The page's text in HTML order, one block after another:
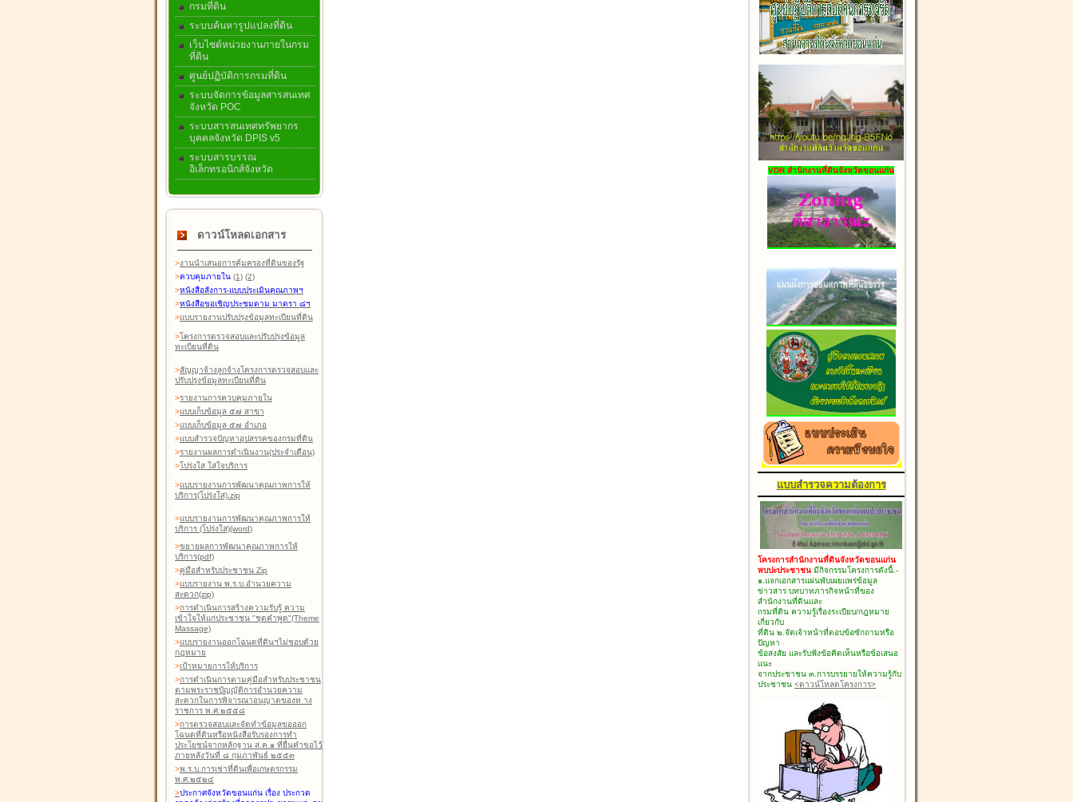
กรมที่ดิน
ระบบค้นหารูปแปลงที่ดิน
เว็บไซต์หน่วยงานภายในกรม
ที่ดิน
ศูนย์ปฏิบัติการกรมที่ดิน
ระบบจัดการข้อมูลสารสนเทศ
จังหวัด POC
ระบบสารสนเทศทรัพยากร
บุคคลจังหวัด DPIS v5
ระบบสารบรรณ
อิเล็กทรอนิกส์จังหวัด
ดาวน์โหลดเอกสาร
>งานนำเสนอการคุ้มครองที่ดินของรัฐ
>ควบคุมภายใน (1) (2)
>หนังสือสังการ-แบบประเมินคุณภาพฯ
>หนังสือขอเชิญประชุมตาม มาตรา ๘ฯ
>แบบรายงานปรับปรุงข้อมูลทะเบียนที่ดิน
>โครงการตรวจสอบและปรับปรุงข้อมูล
ทะเบียนที่ดิน
>สัญญาจ้างลูกจ้างโครงการตรวจสอบและ
ปรับปรุงข้อมูลทะเบียนที่ดิน
>รายงานการควบคุมภายใน
>แบบเก็บข้อมูล ๕๗ สาขา
>แบบเก็บข้อมูล ๕๗ อำเภอ
>แบบสำรวจปัญหาอุปสรรคของกรมที่ดิน
>รายงานผลการดำเนินงาน(ประจำเดือน)
>โปร่งใส ใส่ใจบริการ
>แบบรายงานการพัฒนาคุณภาพการให้
บริการ(โปร่งใส).zip
>แบบรายงานการพัฒนาคุณภาพการให้
บริการ (โปร่งใส)(word)
>ขยายผลการพัฒนาคุณภาพการให้
บริการ(pdf)
>คู่มือสำหรับประชาชน Zip
>แบบรายงาน พ.ร.บ.อำนวยความ
สะดวก(zip)
>การดำเนินการสร้างความรับรู้ ความ
เข้าใจให้แก่ประชาชน "ชุดคำพูด"(Theme
Massage)
>แบบรายงานออกโฉนดที่ดินฯไม่ชอบด้วย
กฎหมาย
>เป้าหมายการให้บริการ
>การดำเนินการตามคู่มือสำหรับประชาชน
ตามพระราชบัญญัติการอำนวยความ
สะดวกในการพิจารณาอนุญาตของท าง
ราชการ พ.ศ.๒๕๕๘
>การตรวจสอบและจัดทำข้อมูลขอออก
โฉนดที่ดินหรือหนังสือรับรองการทำ
ประโยชน์จากหลักฐาน ส.ค.๑ ที่ยื่นคำขอไว้
ภายหลังวันที่ ๘ กุมภาพันธ์ ๒๕๕๓
>พ.ร.บ.การเช่าที่ดินเพื่อเกษตรกรรม
พ.ศ.๒๕๒๔
>ประกาศจังหวัดขอนแก่น เรื่อง ประกวด
VDR สำนักงานที่ดินจังหวัดขอนแก่น
แบบสำรวจความต้องการ
โครงการสำนักงานที่ดินจังหวัดขอนแก่น
พบปะประชาชน มีกิจกรรมโครงการดังนี้.-
๑.แจกเอกสารแผ่นพับเผยแพร่ข้อมูล
ข่าวสาร บทบาทภารกิจหน้าที่ของ
สำนักงานที่ดินและ
กรมที่ดิน ความรู้เรื่องระเบียบ/กฎหมาย
เกี่ยวกับ
ที่ดิน ๒.จัดเจ้าหน้าที่ตอบข้อซักถามหรือ
ปัญหา
ข้อสงสัย และรับฟังข้อคิดเห็นหรือข้อเสนอ
แนะ
จากประชาชน ๓.การบรรยายให้ความรู้กับ
ประชาชน <ดาวน์โหลดโครงการ>